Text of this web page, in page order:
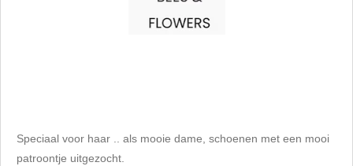
Speciaal voor haar .. als mooie dame, schoenen met een mooi
patroontje uitgezocht.